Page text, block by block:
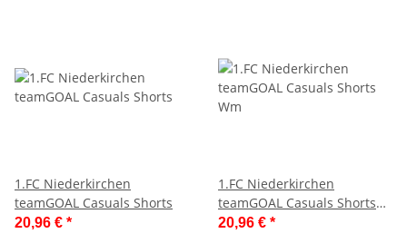
1.FC Niederkirchen
teamGOAL Casuals Shorts
20,96 € *
1.FC Niederkirchen
teamGOAL Casuals Shorts
Wm
20,96 € *